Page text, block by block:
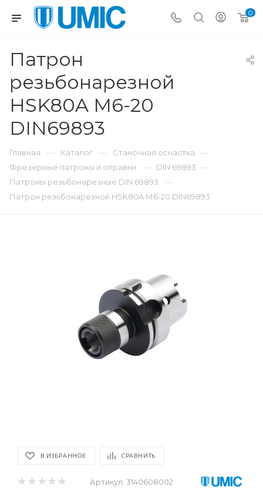
0
Патрон
резьбонарезной
HSK80A М6-20
DIN69893
Главная — Каталог — Станочная оснастка —
Фрезерные патроны и оправки — DIN 69893 —
Патроны резьбонарезные DIN 69893 —
Патрон резьбонарезной HSK80A М6-20 DIN69893
В ИЗБРАННОЕ СРАВНИТЬ
Артикул: 3140608002